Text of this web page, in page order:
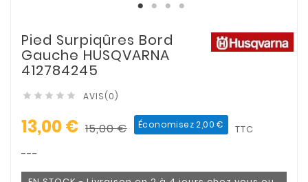
Pied Surpiqûres Bord
Gauche HUSQVARNA
412784245
     AVIS(0)
13,00 € 15,00 € Économisez 2,00 € TTC
---